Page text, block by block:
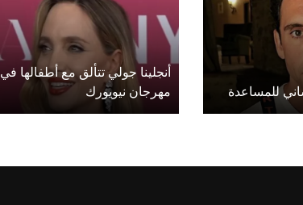
للمساعدة
أنجلينا جولي تتألق مع أطفالها في
مهرجان نيويورك